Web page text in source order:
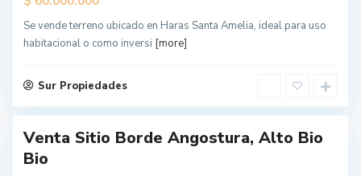
Se vende terreno ubicado en Haras Santa Amelia, ideal para uso
habitacional o como inversi [more]
Sur Propiedades
L
o
s
Á
n
l
e
s
Venta Sitio Borde Angostura, Alto Bio
Bio